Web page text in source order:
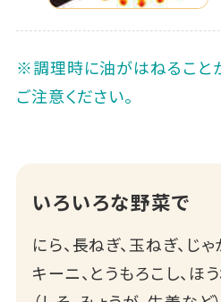
※調理時に油がはねること
ご注意ください。
いろいろな野菜で
にら、長ねぎ、玉ねぎ、じ
キーニ、とうもろこし、ほ